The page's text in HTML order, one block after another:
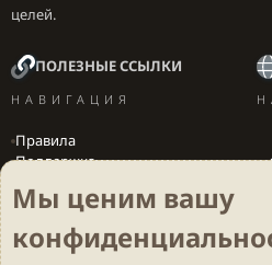
целей.
ПОЛЕЗНЫЕ ССЫЛКИ
НАВИГАЦИЯ
Правила
Поддержка
Локализация игр
Мы ценим вашу